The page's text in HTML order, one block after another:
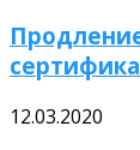
12.03.2020